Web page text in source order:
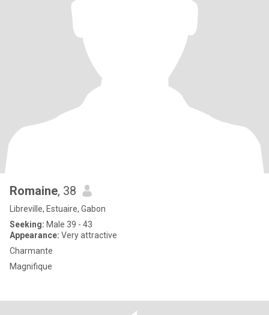
Romaine, 38
Libreville, Estuaire, Gabon
Seeking: Male 39 - 43
Appearance: Very attractive
Charmante
Magnifique